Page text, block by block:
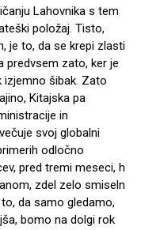
Lahovnika s tem
položaj. Tisto,
je to, da se krepi zlasti
predvsem zato, ker je
izjemno šibak. Zato
Kitajska pa
in
svoj globalni
odločno
pred tremi meseci, h
zdel zelo smiseln
da samo gledamo,
bomo na dolgi rok